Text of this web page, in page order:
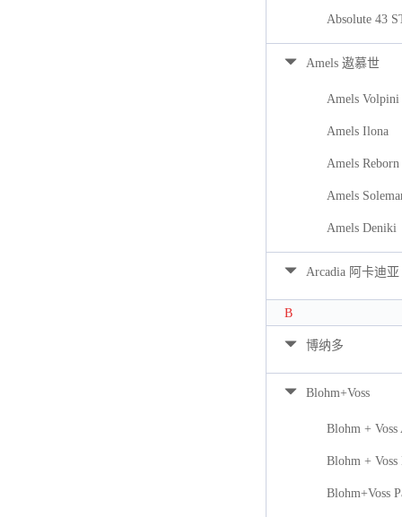
Absolute 43
Amels 遨慕世
Amels Volpini
Amels Ilona
Amels
Amels
Amels Deniki
Arcadia 阿卡迪亚
B
博纳多
Blohm+Voss
Blohm + Voss
Blohm +
Blohm+Voss